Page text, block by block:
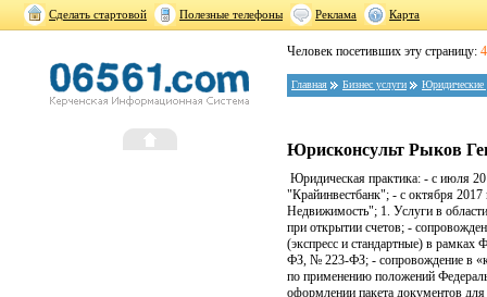
Сделать стартовой Полезные телефоны Реклама Карта
Человек посетивших эту страницу:
Главная Бизнес услуги Юридические
Юрисконсульт Рыков
Юридическая практика: - с июля
"Крайинвестбанк"; - с октября
Недвижимость"; 1. Услуги в
при открытии счетов; -
(экспресс и стандартные) в
ФЗ, № 223-ФЗ; - сопровождение в
по применению положений
оформлении пакета документов